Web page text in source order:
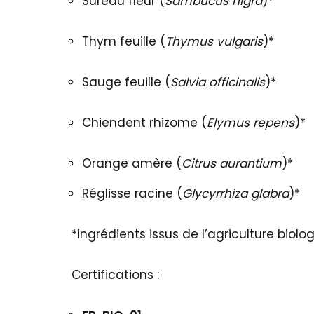
Thym feuille ( Thymus vulgaris)*
Sauge feuille (Salvia officinalis)*
Chiendent rhizome (Elymus repens)*
Orange amère (Citrus aurantium)*
Réglisse racine (Glycyrrhiza glabra)*
*Ingrédients issus de l’agriculture
Certifications :